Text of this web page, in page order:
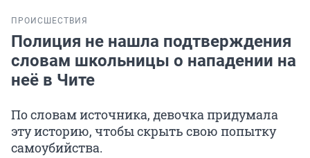
ПРОИСШЕСТВИЯ
Полиция не нашла подтверждения
словам школьницы о нападении на
неё в Чите
По словам источника, девочка придумала
эту историю, чтобы скрыть свою попытку
самоубийства.